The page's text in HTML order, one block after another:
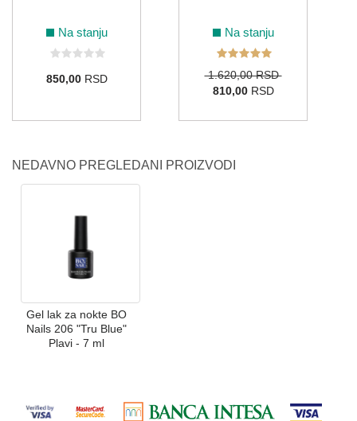
Na stanju
850,00RSD
Na stanju
1.620,00 RSD
810,00RSD
NEDAVNO PREGLEDANI PROIZVODI
Gel lak za nokte BO
Nails 206 "Tru Blue"
Plavi - 7 ml